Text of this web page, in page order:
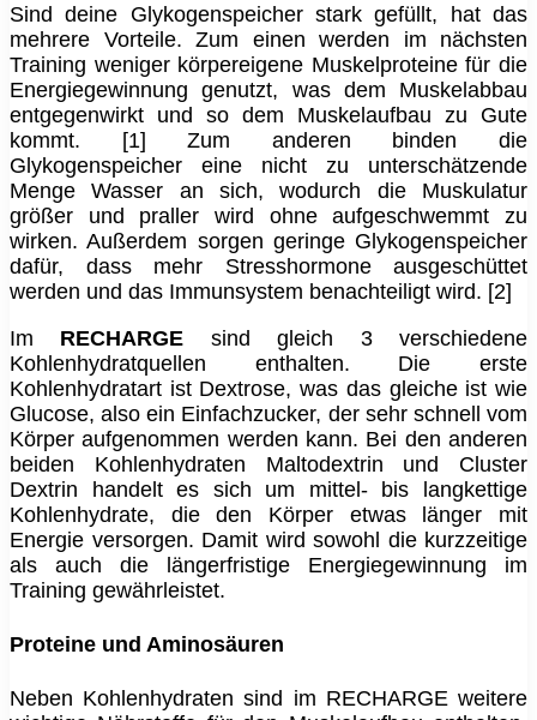
Sind deine Glykogenspeicher stark gefüllt, hat das
mehrere Vorteile. Zum einen werden im nächsten
Training weniger körpereigene Muskelproteine für die
Energiegewinnung genutzt, was dem Muskelabbau
entgegenwirkt und so dem Muskelaufbau zu Gute
kommt. [1] Zum anderen binden die
Glykogenspeicher eine nicht zu unterschätzende
Menge Wasser an sich, wodurch die Muskulatur
größer und praller wird ohne aufgeschwemmt zu
wirken. Außerdem sorgen geringe Glykogenspeicher
dafür, dass mehr Stresshormone ausgeschüttet
werden und das Immunsystem benachteiligt wird. [2]
Im RECHARGE sind gleich 3 verschiedene
Kohlenhydratquellen enthalten. Die erste
Kohlenhydratart ist Dextrose, was das gleiche ist wie
Glucose, also ein Einfachzucker, der sehr schnell vom
Körper aufgenommen werden kann. Bei den anderen
beiden Kohlenhydraten Maltodextrin und Cluster
Dextrin handelt es sich um mittel- bis langkettige
Kohlenhydrate, die den Körper etwas länger mit
Energie versorgen. Damit wird sowohl die kurzzeitige
als auch die längerfristige Energiegewinnung im
Training gewährleistet.
Proteine und Aminosäuren
Neben Kohlenhydraten sind im RECHARGE weitere